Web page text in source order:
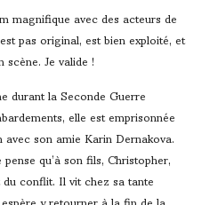
magnifique avec des acteurs de
pas original, est bien exploité, et
Je valide !
durant la Seconde Guerre
elle est emprisonnée
son amie Karin Dernakova.
qu’à son fils, Christopher,
conflit. Il vit chez sa tante